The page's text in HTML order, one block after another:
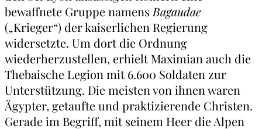
bewaffnete Gruppe namens Bagaudae
(„Krieger“) der kaiserlichen Regierung
widersetzte. Um dort die Ordnung
wiederherzustellen, erhielt Maximian auch die
Thebaische Legion mit 6.600 Soldaten zur
Unterstützung. Die meisten von ihnen waren
Ägypter, getaufte und praktizierende Christen.
Gerade im Begriff, mit seinem Heer die Alpen